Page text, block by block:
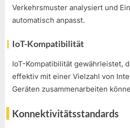
Verkehrsmuster analysiert und
automatisch anpasst.
IoT-Kompatibilität
IoT-Kompatibilität gewährleistet,
effektiv mit einer Vielzahl von
Geräten zusammenarbeiten
Konnektivitätsstandards